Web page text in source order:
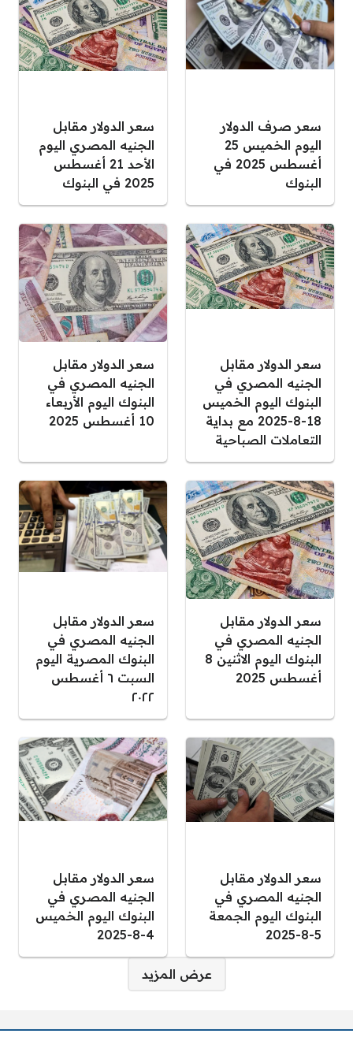
سعر صرف الدولار
اليوم الخميس 25
أغسطس 2025 في
البنوك
سعر الدولار مقابل
الجنيه المصري اليوم
الأحد 21 أغسطس
2025 في البنوك
سعر الدولار مقابل
الجنيه المصري في
البنوك اليوم الخميس
18-8-2025 مع بداية
التعاملات الصباحية
سعر الدولار مقابل
الجنيه المصري في
البنوك اليوم الأربعاء
10 أغسطس 2025
سعر الدولار مقابل
الجنيه المصري في
البنوك اليوم الاثنين 8
أغسطس 2025
سعر الدولار مقابل
الجنيه المصري في
البنوك المصرية اليوم
السبت ٦ أغسطس
٢٠٢٢
سعر الدولار مقابل
الجنيه المصري في
البنوك اليوم الجمعة
5-8-2025
سعر الدولار مقابل
الجنيه المصري في
البنوك اليوم الخميس
4-8-2025
عرض المزيد